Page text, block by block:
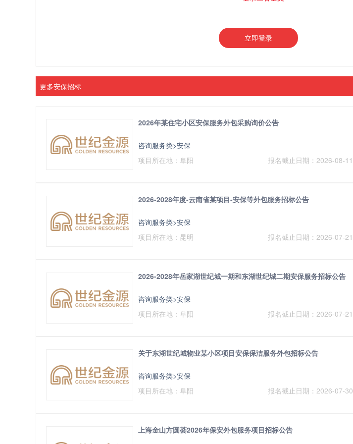
立即登录
更多安保招标
2026年某住宅小区安保服务外包采购询价公告
咨询服务类>安保
项目所在地：阜阳
报名截止日期：2026-08-11
2026-2028年度-云南省某项目-安保等外包服务招标公告
咨询服务类>安保
项目所在地：昆明
报名截止日期：2026-07-21
2026-2028年岳家湖世纪城一期和东湖世纪城二期安保服务招标公告
咨询服务类>安保
项目所在地：阜阳
报名截止日期：2026-07-21
关于东湖世纪城物业某小区项目安保保洁服务外包招标公告
咨询服务类>安保
项目所在地：阜阳
报名截止日期：2026-07-30
上海金山方圆荟2026年保安外包服务项目招标公告